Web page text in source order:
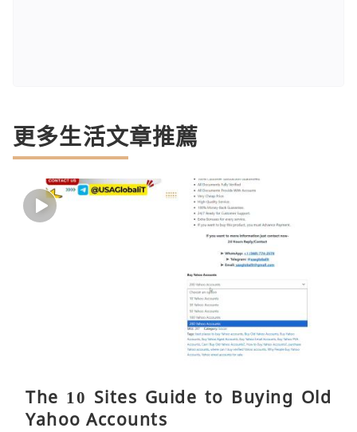
更多生活文章推薦
The 10 Sites Guide to Buying Old
Yahoo Accounts